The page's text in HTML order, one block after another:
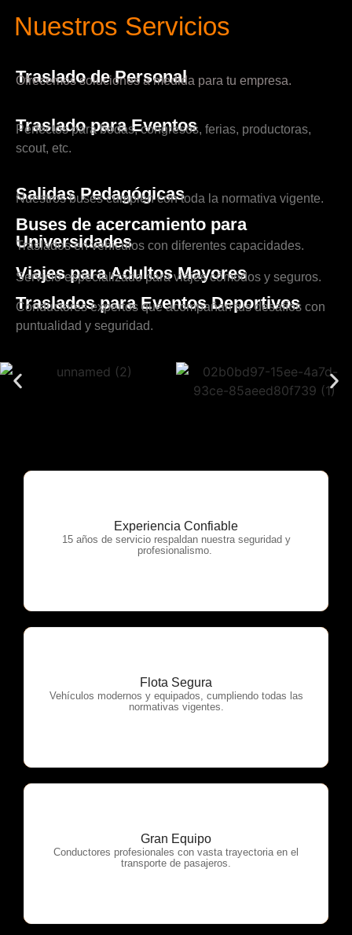
Nuestros Servicios
Traslado de Personal
Ofrecemos soluciones a medida para tu empresa.
Traslado para Eventos
Perfectos para bodas, congresos, ferias, productoras,
scout, etc.
Salidas Pedagógicas
Nuestros buses cumplen con toda la normativa vigente.
Buses de acercamiento para
Universidades
Traslados en vehículos con diferentes capacidades.
Viajes para Adultos Mayores
Servicio especializado para viajes cómodos y seguros.
Traslados para Eventos Deportivos
Conductores expertos que acompañan tus desafíos con
puntualidad y seguridad.
Experiencia Confiable
15 años de servicio respaldan nuestra seguridad y
profesionalismo.
OTP Servicios
Flota Segura
Vehículos modernos y equipados, cumpliendo todas las
normativas vigentes.
OTP Servicios
Gran Equipo
Conductores profesionales con vasta trayectoria en el
transporte de pasajeros.
OTP Servicios